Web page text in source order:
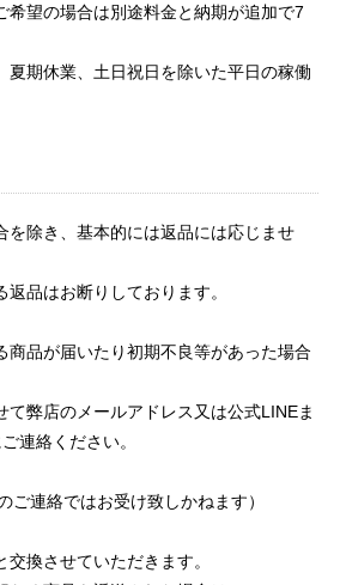
希望の場合は別途料金と納期が追加で7
夏期休業、土日祝日を除いた平日の稼働
を除き、基本的には返品には応じませ
返品はお断りしております。
商品が届いたり初期不良等があった場合
て弊店のメールアドレス又は公式LINEま
連絡ください。
ご連絡ではお受け致しかねます）
換させていただきます。